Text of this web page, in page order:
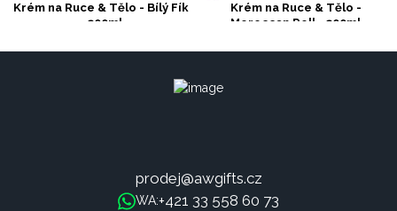
Krém na Ruce & Tělo - Bílý Fík
- 300ml
Krém na Ruce & Tělo -
Moroccan Roll - 300ml
prodej@awgifts.cz
WA:+421 33 558 60 73